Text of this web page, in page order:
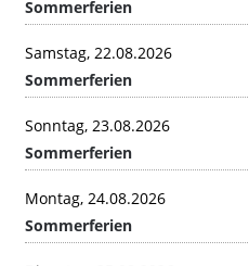
Sommerferien
Samstag, 22.08.2026
Sommerferien
Sonntag, 23.08.2026
Sommerferien
Montag, 24.08.2026
Sommerferien